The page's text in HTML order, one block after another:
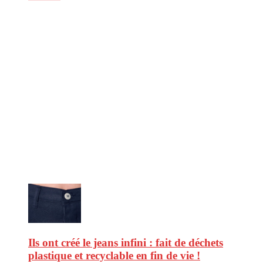
Ils ont créé le jeans infini : fait de déchets
plastique et recyclable en fin de vie !